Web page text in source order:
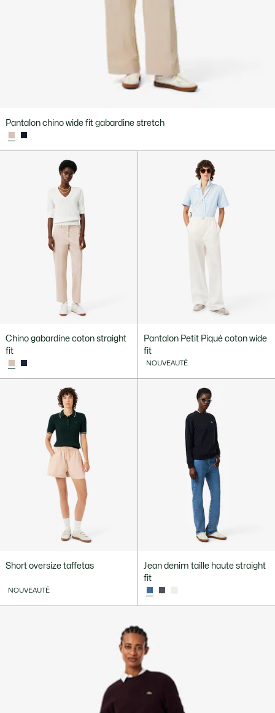
Pantalon chino wide fit gabardine stretch
Chino gabardine coton straight
fit
Pantalon Petit Piqué coton wide
fit
NOUVEAUTÉ
Short oversize taffetas
NOUVEAUTÉ
Jean denim taille haute straight
fit